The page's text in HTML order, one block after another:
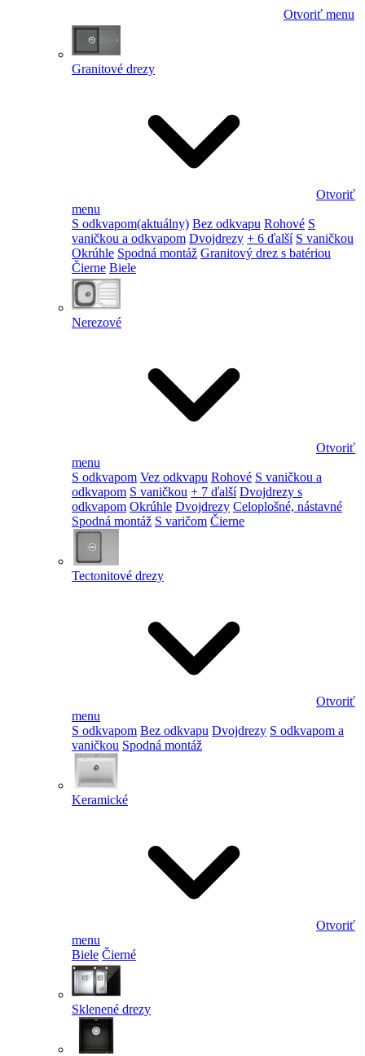
Otvoriť menu
Granitové drezy
Otvoriť
menu
S odkvapom(aktuálny) Bez odkvapu Rohové S
vaničkou a odkvapom Dvojdrezy + 6 ďalší S vaničkou
Okrúhle Spodná montáž Granitový drez s batériou
Čierne Biele
Nerezové
Otvoriť
menu
S odkvapom Vez odkvapu Rohové S vaničkou a
odkvapom S vaničkou + 7 ďalší Dvojdrezy s
odkvapom Okrúhle Dvojdrezy Celoplošné, nástavné
Spodná montáž S varičom Čierne
Tectonitové drezy
Otvoriť
menu
S odkvapom Bez odkvapu Dvojdrezy S odkvapom a
vaničkou Spodná montáž
Keramické
Otvoriť
menu
Biele Čierné
Sklenené drezy